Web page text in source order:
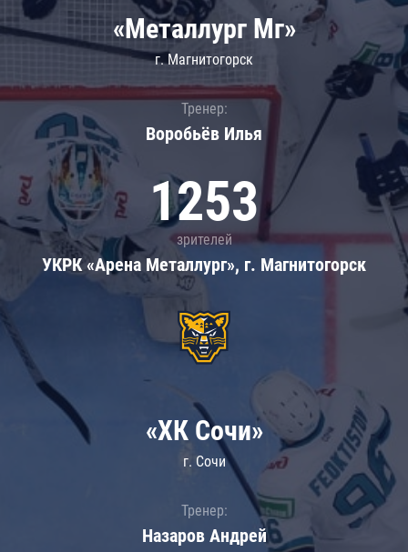
«Металлург Мг»
г. Магнитогорск
Тренер:
Воробьёв Илья
1253
зрителей
УКРК «Арена Металлург», г. Магнитогорск
«ХК Сочи»
г. Сочи
Тренер:
Назаров Андрей